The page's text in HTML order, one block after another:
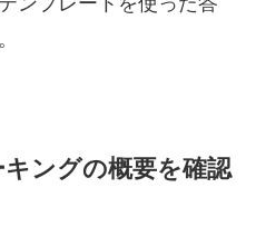
ングの概要を確認